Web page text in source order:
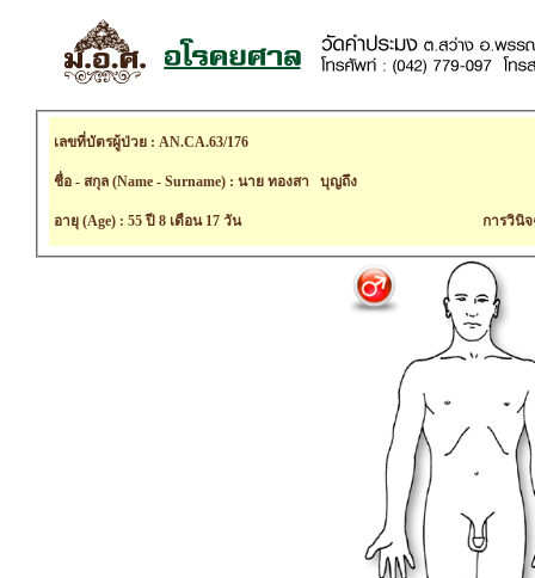
เลขที่บัตรผู้ป่วย : AN.CA.63/176
ชื่อ - สกุล (Name - Surname) : นาย ทองสา บุญถึง
อายุ (Age) : 55 ปี 8 เดือน 17 วัน การวินิ